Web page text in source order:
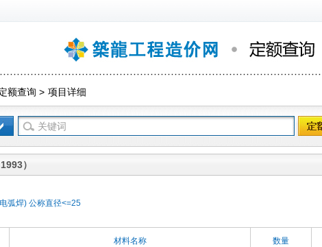
额查询 > 项目详细
）
弧焊) 公称直径<=25
材料名称 数量